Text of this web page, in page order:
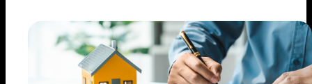
無人機綜合保險